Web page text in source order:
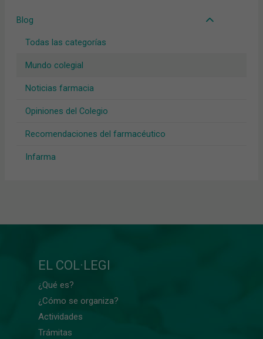
Blog
Todas las categorías
Mundo colegial
Noticias farmacia
Opiniones del Colegio
Recomendaciones del farmacéutico
Infarma
EL COL·LEGI
¿Qué es?
¿Cómo se organiza?
Actividades
Trámitas